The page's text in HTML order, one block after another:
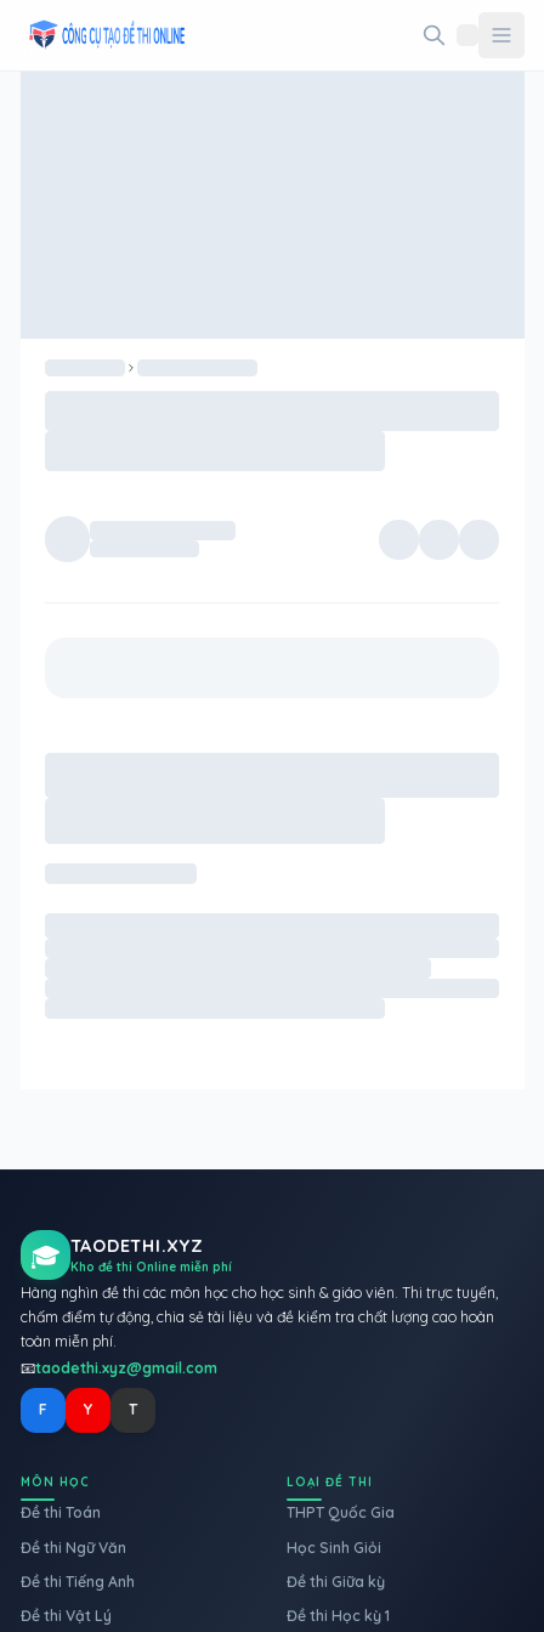
🎓 TAODETHI.XYZ
Kho đề thi Online miễn phí
Hàng nghìn đề thi các môn học cho học sinh & giáo viên. Thi trực tuyến,
chấm điểm tự động, chia sẻ tài liệu và đề kiểm tra chất lượng cao hoàn
toàn miễn phí.
📧taodethi.xyz@gmail.com
F Y T
MÔN HỌC
Đề thi Toán
Đề thi Ngữ Văn
Đề thi Tiếng Anh
Đề thi Vật Lý
LOẠI ĐỀ THI
THPT Quốc Gia
Học Sinh Giỏi
Đề thi Giữa kỳ
Đề thi Học kỳ 1